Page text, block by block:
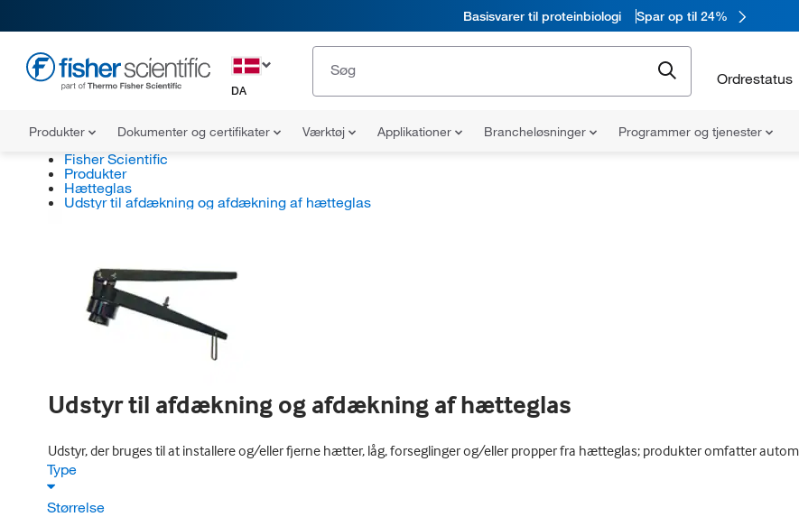
Basisvarer til proteinbiologi Spar op til 24%
DA
Ordrestatus
Produkter Dokumenter og certifikater Værktøj Applikationer Brancheløsninger Programmer og tjenester
Fisher Scientific
Produkter
Hætteglas
Udstyr til afdækning og afdækning af hætteglas
Udstyr til afdækning og afdækning af hætteglas
Udstyr, der bruges til at installere og/eller fjerne hætter, låg, forseglinger og/eller propper fra hætteglas; produkter omfatter
Type
Størrelse